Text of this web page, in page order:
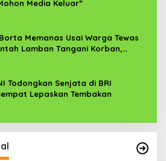
Media Keluar”
Memanas Usai Warga Tewas
Lamban Tangani Korban,
Dikerahkan
Todongkan Senjata di BRI
Lepaskan Tembakan